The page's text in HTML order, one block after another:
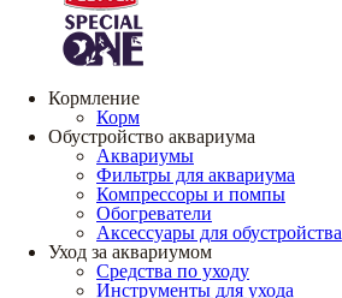
Кормление
Корм
Обустройство аквариума
Аквариумы
Фильтры для аквариума
Компрессоры и помпы
Обогреватели
Аксессуары для обустройства
Уход за аквариумом
Средства по уходу
Инструменты для ухода